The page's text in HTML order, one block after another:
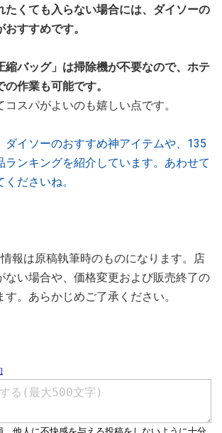
たくても入らない場合には、ダイソーの
おすすめです。
縮バッグ」は掃除機が不要なので、ホテ
作業も可能です。
コスパがよいのも嬉しい点です。
ダイソーのおすすめ神アイテムや、135
ランキングを紹介しています。あわせて
ださいね。
報は原稿執筆時のものになります。店
ない場合や、価格変更および販売終了の
。あらかじめご了承ください。